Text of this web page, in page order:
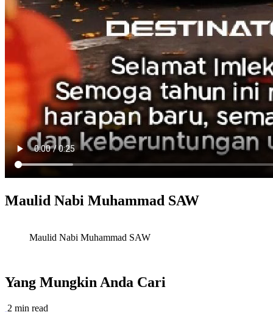
Maulid Nabi Muhammad SAW
Maulid Nabi Muhammad SAW
Yang Mungkin Anda Cari
2 min read